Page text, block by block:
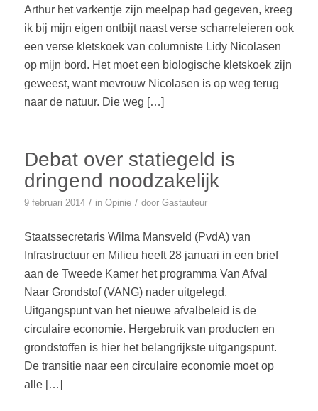
Arthur het varkentje zijn meelpap had gegeven, kreeg
ik bij mijn eigen ontbijt naast verse scharreleieren ook
een verse kletskoek van columniste Lidy Nicolasen
op mijn bord. Het moet een biologische kletskoek zijn
geweest, want mevrouw Nicolasen is op weg terug
naar de natuur. Die weg […]
Debat over statiegeld is
dringend noodzakelijk
9 februari 2014 / in Opinie / door Gastauteur
Staatssecretaris Wilma Mansveld (PvdA) van
Infrastructuur en Milieu heeft 28 januari in een brief
aan de Tweede Kamer het programma Van Afval
Naar Grondstof (VANG) nader uitgelegd.
Uitgangspunt van het nieuwe afvalbeleid is de
circulaire economie. Hergebruik van producten en
grondstoffen is hier het belangrijkste uitgangspunt.
De transitie naar een circulaire economie moet op
alle […]